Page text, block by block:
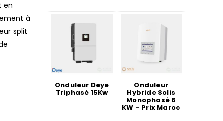
en
à
split
Onduleur Deye
Triphasé 15Kw
Onduleur
Hybride Solis
Monophasé 6
KW – Prix Maroc